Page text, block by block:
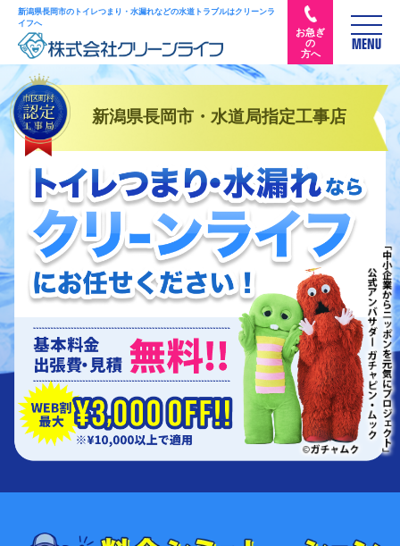
新潟県長岡市のトイレつまり・水漏れなどの水道トラブルはクリーンラ
イフへ
お急ぎ
の
方へ
MENU
新潟県長岡市・水道局指定工事店